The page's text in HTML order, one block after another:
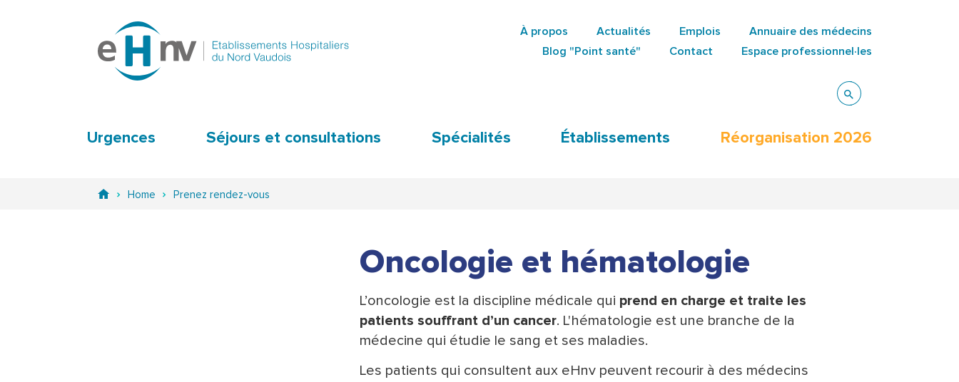
À propos Actualités Emplois
Annuaire des médecins
Blog "Point santé"
Contact Espace professionnel·les
Urgences Séjours et consultations Spécialités Établissements Réorganisation 2026
Home Prenez rendez-vous
Oncologie et hématologie
L’oncologie est la discipline médicale qui prend en charge et traite les
patients souffrant d’un cancer. L'hématologie est une branche de la
médecine qui étudie le sang et ses maladies.
Les patients qui consultent aux eHnv peuvent recourir à des médecins